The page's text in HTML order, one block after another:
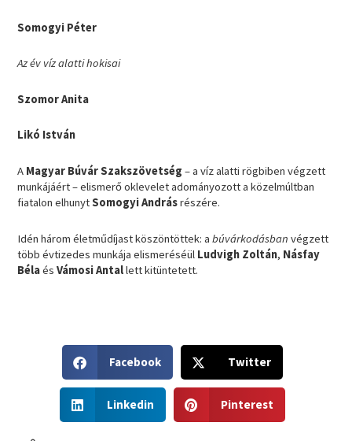
Somogyi Péter
Az év víz alatti hokisai
Szomor Anita
Likó István
A Magyar Búvár Szakszövetség – a víz alatti rögbiben végzett
munkájáért – elismerő oklevelet adományozott a közelmúltban
fiatalon elhunytSomogyi Andrásrészére.
Idén három életműdíjast köszöntöttek: abúvárkodásbanvégzett
több évtizedes munkája elismeréséül Ludvigh Zoltán, Násfay
BélaésVámosi Antallett kitüntetett.
h
a
r
e
Facebook
h
a
Twitter
h
a
Linkedin
h
a
Pinterest